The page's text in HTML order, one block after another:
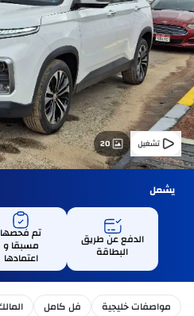
20
يشمل
الدفع عن طريق
البطاقة
تم فحصها
مسبقا و
اعتمادها
مواصفات خليجية فل كامل